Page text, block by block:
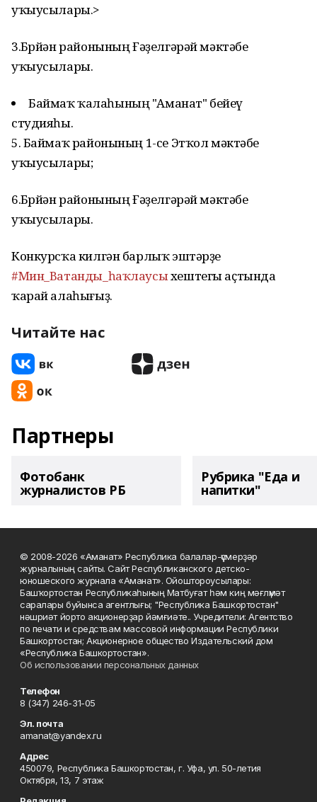
уҡыусылары.>
3.Бөрйән районының Ғәҙелгәрәй мәктәбе
уҡыусылары.
Баймаҡ ҡалаһының "Аманат" бейеү
студияһы.
5. Баймаҡ районының 1-се Этҡол мәктәбе
уҡыусылары;
6.Бөрйән районының Ғәҙелгәрәй мәктәбе
уҡыусылары.
Конкурсҡа килгән барлыҡ эштәрҙе
#Мин_Ватанды_һаҡлаусыхештегы аҫтында
ҡарай алаһығыҙ.
Читайте нас
Партнеры
Фотобанк
журналистов РБ
Рубрика "Еда и
напитки"
© 2008-2026 «Аманат» Республика балалар-үҫмерҙәр
журналының сайты. Сайт Республиканского детско-
юношеского журнала «Аманат». Ойоштороусылары:
Башҡортостан Республикаһының Матбуғат һәм киң мәғлүмәт
саралары буйынса агентлығы; "Республика Башкортостан"
нәшриәт йорто акционерҙар йәмғиәте.. Учредители: Агентство
по печати и средствам массовой информации Республики
Башкортостан; Акционерное общество Издательский дом
«Республика Башкортостан».
Об использовании персональных данных
Телефон
8 (347) 246-31-05
Эл. почта
amanat@yandex.ru
Адрес
450079, Республика Башкортостан, г. Уфа, ул. 50-летия
Октября, 13, 7 этаж